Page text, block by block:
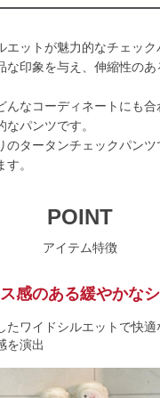
ットが魅力的なチェック
な印象を与え、伸縮性の
んなコーディネートにも合
パンツです。
のタータンチェックパン
。
POINT
アイテム特徴
感のある緩やかな
たワイドシルエットで快適
を演出